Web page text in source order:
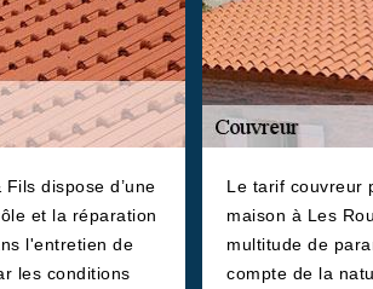
dispose d’une
et la réparation
l'entretien de
les conditions
Le tarif couvreur
maison à Les
multitude de
compte de la